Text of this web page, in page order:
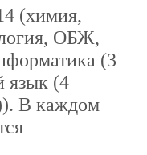
(химия,
ОБЖ,
(3
язык (4
В каждом